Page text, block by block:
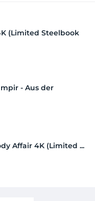
(Limited Steelbook
- Aus der
Affair 4K (Limited ...